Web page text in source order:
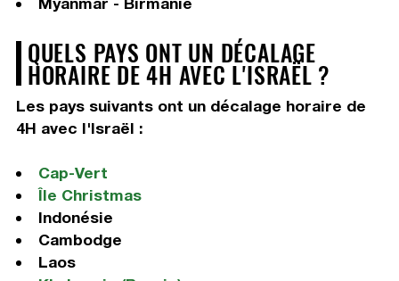
QUELS PAYS ONT UN DÉCALAGE
HORAIRE DE 4H AVEC L'ISRAËL ?
Les pays suivants ont un décalage horaire de
4H avec l'Israël :
Cap-Vert
Île Christmas
Indonésie
Cambodge
Laos